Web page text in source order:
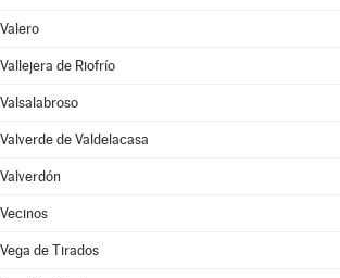
Valero
Vallejera de Riofrío
Valsalabroso
Valverde de Valdelacasa
Valverdón
Vecinos
Vega de Tirados